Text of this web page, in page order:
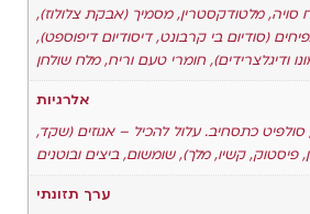
סויה, מלטודקסטרין, מסמיך (אבקת צלולוז),
(סודיום בי קרבונט, דיסודיום דיפוספט),
ודיגלצרידים), חומרי טעם וריח, מלח שולחן
אלרגיות
סולפיט כתסחיב. עלול להכיל – אגוזים (שקד,
קשיו, מלך), שומשום, ביצים ובוטנים
ערך תזונתי